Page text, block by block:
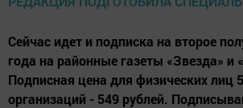
Сейчас идет и подписка на второе
года на районные газеты «Звезда» и
Подписная цена для физических лиц
организаций - 549 рублей.